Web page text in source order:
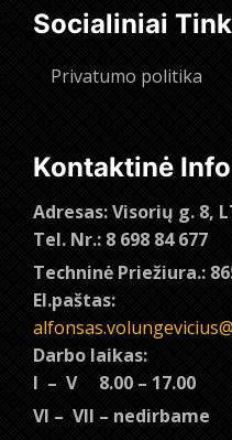
Socialiniai
Privatumo politika
Kontaktinė
Adresas: Visorių g. 8,
Tel. Nr.: 8 698 84 677
Techninė Priežiura.:
El.paštas:
Darbo laikas:
I – V 8.00 – 17.00
VI – VII – nedirbame